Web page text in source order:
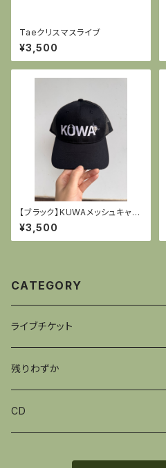
Taeクリスマスライブ
¥3,500
【ブラック】KUWAメッシュキャッ
プ
¥3,500
CATEGORY
ライブチケット
残りわずか
CD